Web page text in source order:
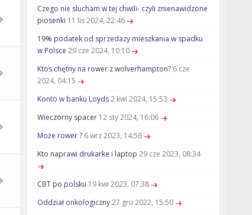
Czego nie slucham w tej chwili- czyli znienawidzone
piosenki 11 lis 2024, 22:46
19% podatek od sprzedazy mieszkania w spadku
w Polsce 29 cze 2024, 10:10
Ktos chętny na rower z wolverhampton? 6 cze
2024, 04:15
Konto w banku Loyds2 kwi 2024, 15:53
Wieczorny spacer 12 sty 2024, 16:06
Może rower ? 6 wrz 2023, 14:56
Kto naprawi drukarke i laptop 29 cze 2023, 08:34
CBT po polsku 19 kwi 2023, 07:38
Oddział onkologiczny27 gru 2022, 15:50